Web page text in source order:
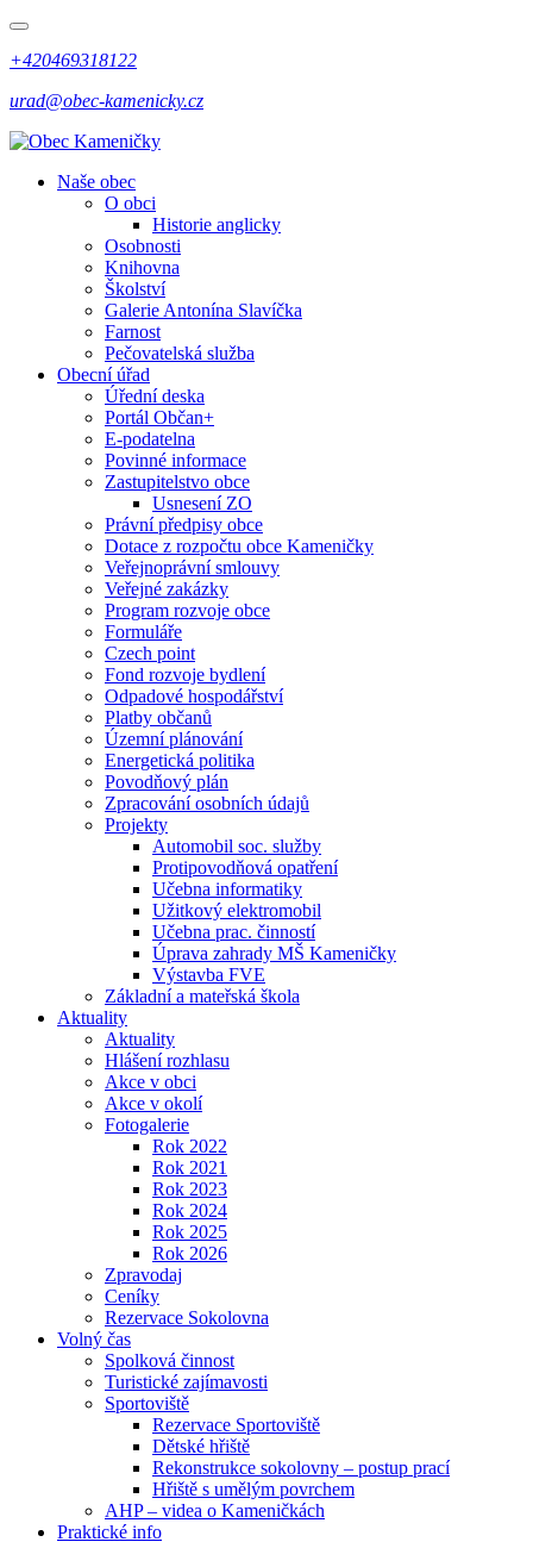
+420469318122
urad@obec-kamenicky.cz
Naše obec
O obci
Historie anglicky
Osobnosti
Knihovna
Školství
Galerie Antonína Slavíčka
Farnost
Pečovatelská služba
Obecní úřad
Úřední deska
Portál Občan+
E-podatelna
Povinné informace
Zastupitelstvo obce
Usnesení ZO
Právní předpisy obce
Dotace z rozpočtu obce Kameničky
Veřejnoprávní smlouvy
Veřejné zakázky
Program rozvoje obce
Formuláře
Czech point
Fond rozvoje bydlení
Odpadové hospodářství
Platby občanů
Územní plánování
Energetická politika
Povodňový plán
Zpracování osobních údajů
Projekty
Automobil soc. služby
Protipovodňová opatření
Učebna informatiky
Užitkový elektromobil
Učebna prac. činností
Úprava zahrady MŠ Kameničky
Výstavba FVE
Základní a mateřská škola
Aktuality
Aktuality
Hlášení rozhlasu
Akce v obci
Akce v okolí
Fotogalerie
Rok 2022
Rok 2021
Rok 2023
Rok 2024
Rok 2025
Rok 2026
Zpravodaj
Ceníky
Rezervace Sokolovna
Volný čas
Spolková činnost
Turistické zajímavosti
Sportoviště
Rezervace Sportoviště
Dětské hřiště
Rekonstrukce sokolovny – postup prací
Hřiště s umělým povrchem
AHP – videa o Kameničkách
Praktické info